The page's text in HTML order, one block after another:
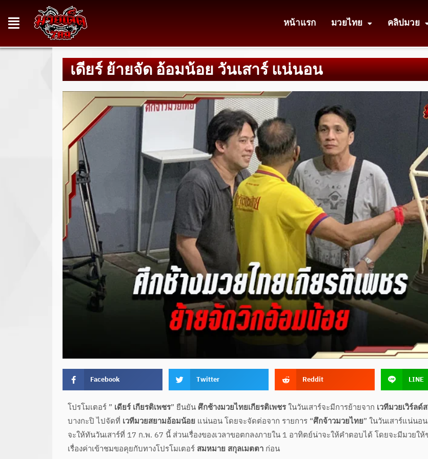
หน้าแรก มวยไทย คลิปมวย
เดียร์ ย้ายจัด อ้อมน้อย วันเสาร์ แน่นอน
Facebook Twitter Reddit LINE
โปรโมเตอร์ ” เดียร์ เกียรติเพชร” ยืนยันศึกช้างมวยไทยเกียรติเพชรในวันเสาร์จะมีการย้ายจาก เวทีมวยเวิร์ล
บางกะปิ ไปจัดที่ เวทีมวยสยามอ้อมน้อย แน่นอน โดยจะจัดต่อจาก รายการ “ศึกจ้าวมวยไทย” ในวันเสาร์แน่นอ
จะให้ทันวันเสาร์ที่ 17 ก.พ. 67 นี้ ส่วนเรื่องของเวลาขอตกลงภายใน 1 อาทิตย์น่าจะให้คำตอบได้ โดยจะมีมวยใ
เรื่องค่าเข้าชมขอคุยกับทางโปรโมเตอร์ สมหมาย สกุลเมตตา ก่อน